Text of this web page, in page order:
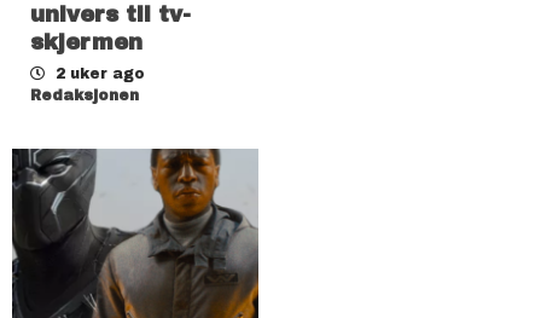
univers til tv-
skjermen
2 uker ago
Redaksjonen